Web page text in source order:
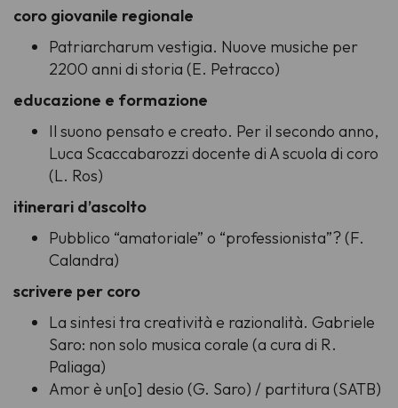
coro giovanile regionale
Patriarcharum vestigia. Nuove musiche per
2200 anni di storia (E. Petracco)
educazione e formazione
Il suono pensato e creato. Per il secondo anno,
Luca Scaccabarozzi docente di A scuola di coro
(L. Ros)
itinerari d’ascolto
Pubblico “amatoriale” o “professionista”? (F.
Calandra)
scrivere per coro
La sintesi tra creatività e razionalità. Gabriele
Saro: non solo musica corale (a cura di R.
Paliaga)
Amor è un[o] desio (G. Saro) / partitura (SATB)